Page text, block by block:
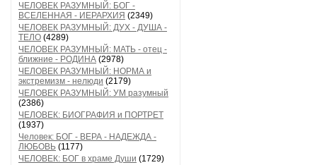
ЧЕЛОВЕК РАЗУМНЫЙ: БОГ -
ВСЕЛЕННАЯ - ИЕРАРХИЯ (2349)
ЧЕЛОВЕК РАЗУМНЫЙ: ДУХ - ДУША -
ТЕЛО (4289)
ЧЕЛОВЕК РАЗУМНЫЙ: МАТЬ - отец -
ближние - РОДИНА (2978)
ЧЕЛОВЕК РАЗУМНЫЙ: НОРМА и
экстремизм - нелюди (2179)
ЧЕЛОВЕК РАЗУМНЫЙ: УМ разумный
(2386)
ЧЕЛОВЕК: БИОГРАФИЯ и ПОРТРЕТ
(1937)
Человек: БОГ - ВЕРА - НАДЕЖДА -
ЛЮБОВЬ (1177)
ЧЕЛОВЕК: БОГ в храме Души (1729)